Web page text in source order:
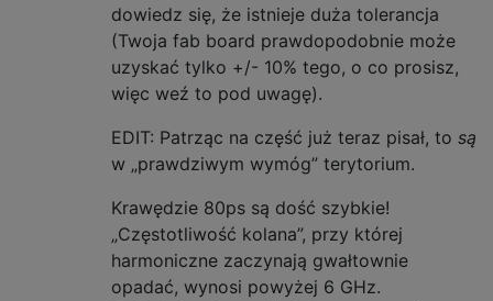
dowiedz się, że istnieje duża tolerancja
(Twoja fab board prawdopodobnie może
uzyskać tylko +/- 10% tego, o co prosisz,
więc weź to pod uwagę).
EDIT: Patrząc na część już teraz pisał, to są
w „prawdziwym wymóg” terytorium.
Krawędzie 80ps są dość szybkie!
„Częstotliwość kolana”, przy której
harmoniczne zaczynają gwałtownie
opadać, wynosi powyżej 6 GHz.